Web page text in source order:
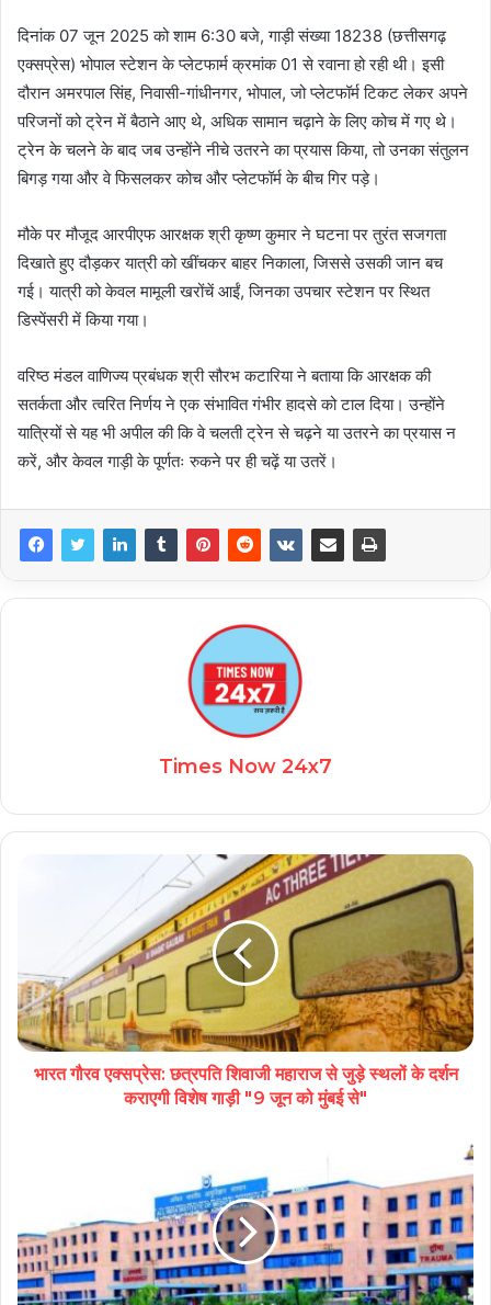
दिनांक 07 जून 2025 को शाम 6:30 बजे, गाड़ी संख्या 18238 (छत्तीसगढ़
एक्सप्रेस) भोपाल स्टेशन के प्लेटफार्म क्रमांक 01 से रवाना हो रही थी। इसी
दौरान अमरपाल सिंह, निवासी-गांधीनगर, भोपाल, जो प्लेटफॉर्म टिकट लेकर अपने
परिजनों को ट्रेन में बैठाने आए थे, अधिक सामान चढ़ाने के लिए कोच में गए थे।
ट्रेन के चलने के बाद जब उन्होंने नीचे उतरने का प्रयास किया, तो उनका संतुलन
बिगड़ गया और वे फिसलकर कोच और प्लेटफॉर्म के बीच गिर पड़े।
मौके पर मौजूद आरपीएफ आरक्षक श्री कृष्ण कुमार ने घटना पर तुरंत सजगता
दिखाते हुए दौड़कर यात्री को खींचकर बाहर निकाला, जिससे उसकी जान बच
गई। यात्री को केवल मामूली खरोंचें आईं, जिनका उपचार स्टेशन पर स्थित
डिस्पेंसरी में किया गया।
वरिष्ठ मंडल वाणिज्य प्रबंधक श्री सौरभ कटारिया ने बताया कि आरक्षक की
सतर्कता और त्वरित निर्णय ने एक संभावित गंभीर हादसे को टाल दिया। उन्होंने
यात्रियों से यह भी अपील की कि वे चलती ट्रेन से चढ़ने या उतरने का प्रयास न
करें, और केवल गाड़ी के पूर्णतः रुकने पर ही चढ़ें या उतरें।
Times Now 24x7
भारत गौरव एक्सप्रेस: छत्रपति शिवाजी महाराज से जुड़े स्थलों के दर्शन
कराएगी विशेष गाड़ी "9 जून को मुंबई से"